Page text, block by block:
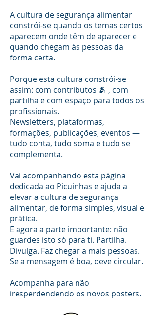
A cultura de segurança alimentar
constrói-se quando os temas certos
aparecem onde têm de aparecer e
quando chegam às pessoas da
forma certa.
Porque esta cultura constrói-se
assim: com contributos 🫂 , com
partilha e com espaço para todos os
profissionais.
Newsletters, plataformas,
formações, publicações, eventos —
tudo conta, tudo soma e tudo se
complementa.
Vai acompanhando esta página
dedicada ao Picuinhas e ajuda a
elevar a cultura de segurança
alimentar, de forma simples, visual e
prática.
E agora a parte importante: não
guardes isto só para ti. Partilha.
Divulga. Faz chegar a mais pessoas.
Se a mensagem é boa, deve circular.
Acompanha para não
iresperdendendo os novos posters.